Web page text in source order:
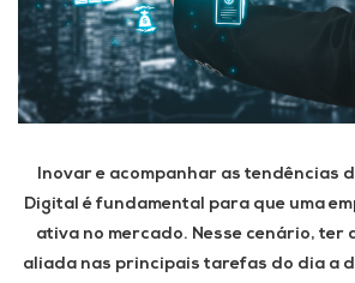
Inovar e acompanhar as tendências
Digital é fundamental para que uma
ativa no mercado. Nesse cenário, ter
aliada nas principais tarefas do dia a